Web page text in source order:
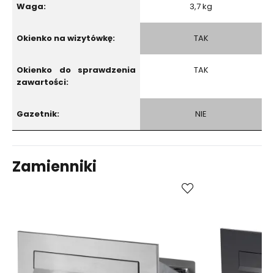
Waga: 3,7 kg
Okienko na wizytówkę: TAK
Okienko do sprawdzenia
zawartości:
TAK
Gazetnik: NIE
Zamienniki
Kup